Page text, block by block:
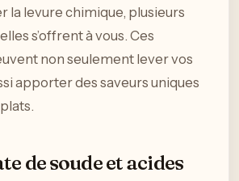
la levure chimique, plusieurs
s’offrent à vous. Ces
non seulement lever vos
apporter des saveurs uniques
de soude et acides